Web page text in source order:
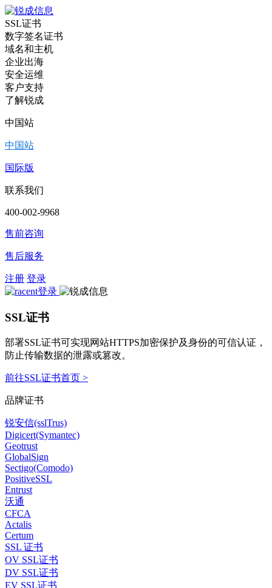
SSL证书
数字签名证书
域名和主机
企业出海
安全运维
客户支持
了解锐成
中国站
中国站
国际版
联系我们
400-002-9968
售前咨询
售后服务
注册 登录
SSL证书
部署SSL证书可实现网站HTTPS加密保护及身份的可信认证，
防止传输数据的泄露或篡改。
前往SSL证书首页 >
品牌证书
锐安信(sslTrus)
Digicert(Symantec)
Geotrust
GlobalSign
Sectigo(Comodo)
PositiveSSL
Entrust
沃通
CFCA
Actalis
Certum
SSL 证书
OV SSL证书
DV SSL证书
EV SSL证书